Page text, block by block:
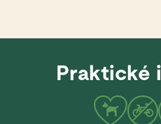
Praktické